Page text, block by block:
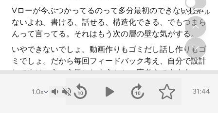
Vローが今ぶつかってるのって多分最初のできないじゃ
ないよね。書ける、話せる、構造化できる、でもつまら
んって言ってる。それはもう次の層の壁な気がする。
いやできないでしょ。動画作りもゴミだし話し作りもゴ
ミでしょ。だから毎回フィードバック考え、自分で設計
して次はこういう風にしようとか一応考えてますよ。こ
れからお楽しみにということで。
はいお楽しみにしておく。ゴミって自分で言い切れるの
31:44
スクロール